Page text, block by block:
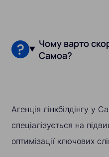
Чому варто
Самоа?
Агенція лінкбілдінгу у
спеціалізується на
оптимізації ключових